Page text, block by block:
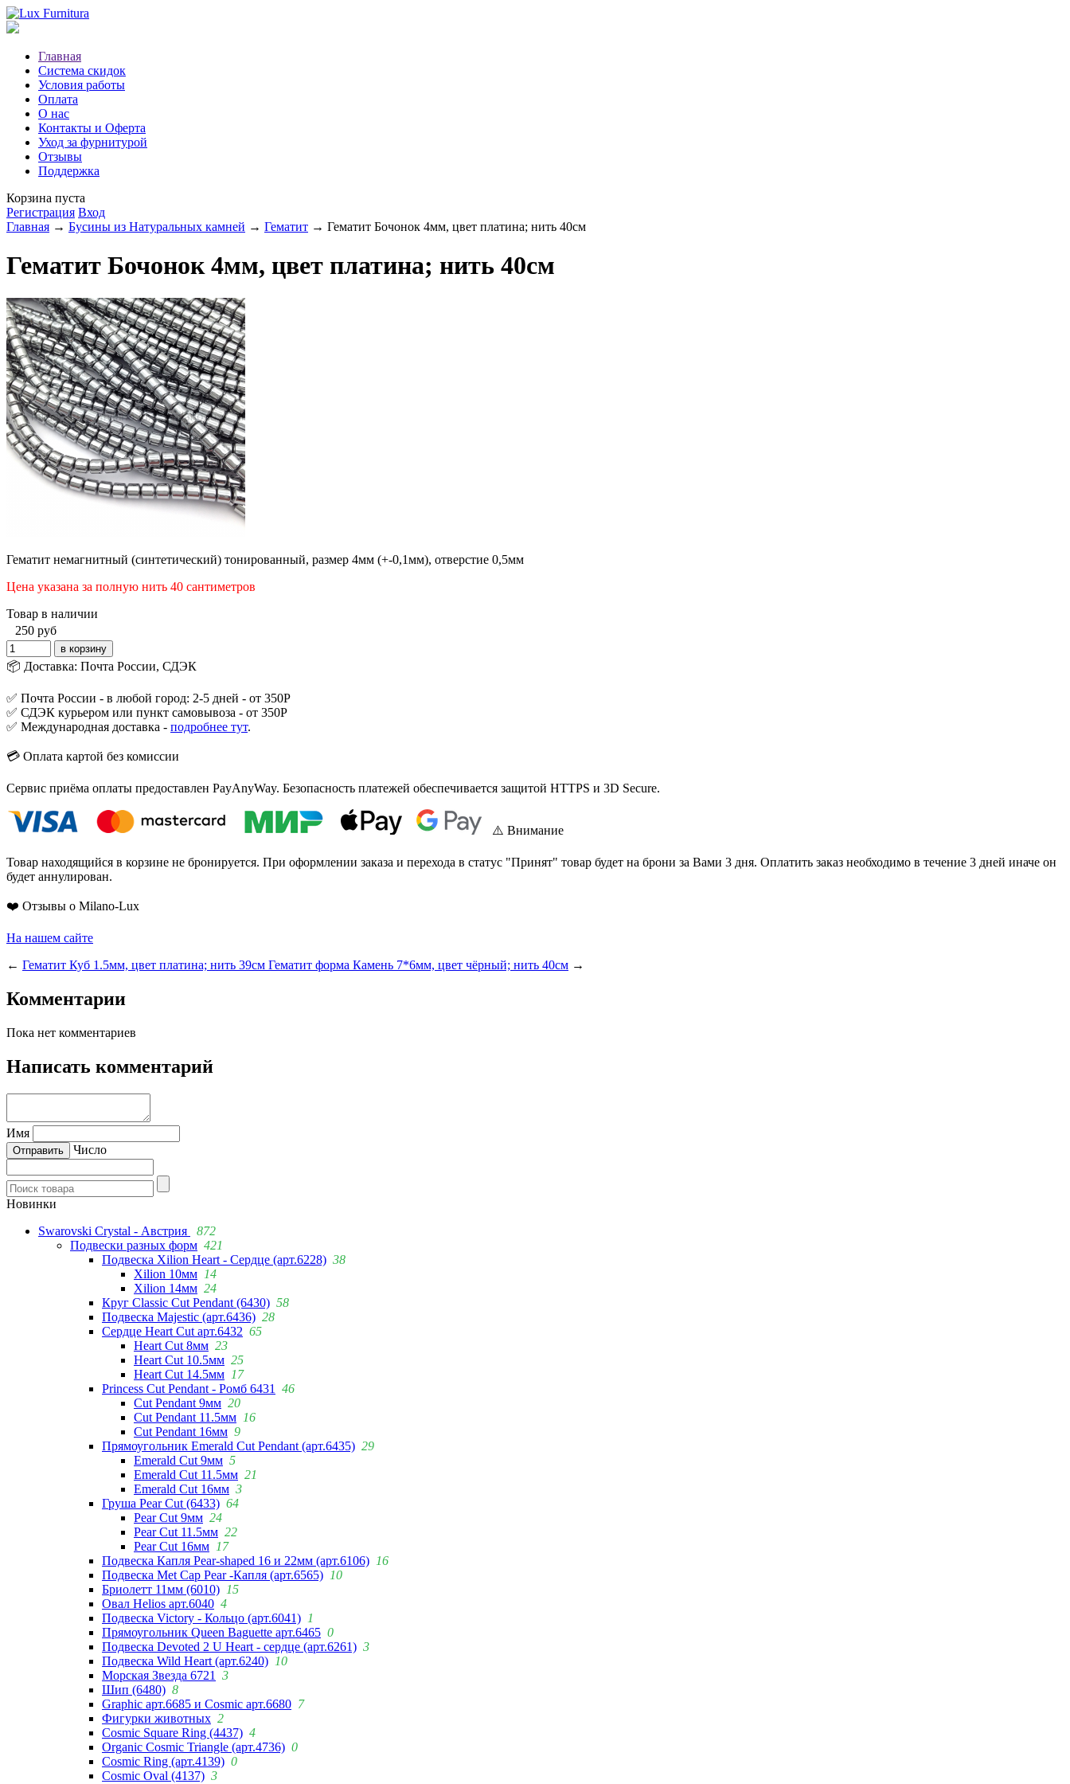
Главная
Система скидок
Условия работы
Оплата
О нас
Контакты и Оферта
Уход за фурнитурой
Отзывы
Поддержка
Корзина пуста
Регистрация Вход
Главная → Бусины из Натуральных камней → Гематит → Гематит Бочонок 4мм, цвет платина; нить 40см
Гематит Бочонок 4мм, цвет платина; нить 40см
Гематит немагнитный (синтетический) тонированный, размер 4мм (+-0,1мм), отверстие 0,5мм
Цена указана за полную нить 40 сантиметров
Товар в наличии
250 руб
📦 Доставка: Почта России, СДЭК
✅ Почта России - в любой город: 2-5 дней - от 350Р
✅ СДЭК курьером или пункт самовывоза - от 350Р
✅ Международная доставка - подробнее тут.
💳 Оплата картой без комиссии
Сервис приёма оплаты предоставлен PayAnyWay. Безопасность платежей обеспечивается защитой HTTPS и 3D Secure.
⚠️ Внимание
Товар находящийся в корзине не бронируется. При оформлении заказа и перехода в статус "Принят" товар будет на брони за Вами 3 дня. Оплатить заказ необходимо в течение 3 дней иначе он
будет аннулирован.
❤️ Отзывы о Milano-Lux
На нашем сайте
← Гематит Куб 1.5мм, цвет платина; нить 39см Гематит форма Камень 7*6мм, цвет чёрный; нить 40см →
Комментарии
Пока нет комментариев
Написать комментарий
Имя
Число
Новинки
Swarovski Crystal - Австрия
872
Подвески разных форм 421
Подвеска Xilion Heart - Сердце (арт.6228) 38
Xilion 10мм 14
Xilion 14мм 24
Круг Classic Cut Pendant (6430) 58
Подвеска Majestic (арт.6436) 28
Сердце Heart Cut арт.6432 65
Heart Cut 8мм 23
Heart Cut 10.5мм 25
Heart Cut 14.5мм 17
Princess Cut Pendant - Ромб 6431
46
Cut Pendant 9мм 20
Cut Pendant 11.5мм 16
Cut Pendant 16мм 9
Прямоугольник Emerald Cut Pendant (арт.6435) 29
Emerald Cut 9мм 5
Emerald Cut 11.5мм 21
Emerald Cut 16мм 3
Груша Pear Cut (6433) 64
Pear Cut 9мм 24
Pear Cut 11.5мм 22
Pear Cut 16мм 17
Подвеска Капля Pear-shaped 16 и 22мм (арт.6106) 16
Подвеска Met Cap Pear -Капля (арт.6565) 10
Бриолетт 11мм (6010) 15
Овал Helios арт.6040 4
Подвеска Victory - Кольцо (арт.6041) 1
Прямоугольник Queen Baguette арт.6465 0
Подвеска Devoted 2 U Heart - сердце (арт.6261) 3
Подвеска Wild Heart (арт.6240) 10
Морская Звезда 6721
3
Шип (6480) 8
Graphic арт.6685 и Cosmic арт.6680 7
Фигурки животных 2
Cosmic Square Ring (4437) 4
Organic Cosmic Triangle (арт.4736) 0
Cosmic Ring (арт.4139) 0
Cosmic Oval (4137) 3